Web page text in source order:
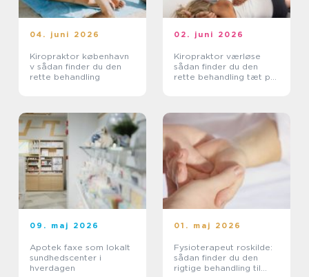
04. juni 2026
Kiropraktor københavn
v sådan finder du den
rette behandling
02. juni 2026
Kiropraktor værløse
sådan finder du den
rette behandling tæt på
09. maj 2026
Apotek faxe som lokalt
sundhedscenter i
hverdagen
01. maj 2026
Fysioterapeut roskilde:
sådan finder du den
rigtige behandling til